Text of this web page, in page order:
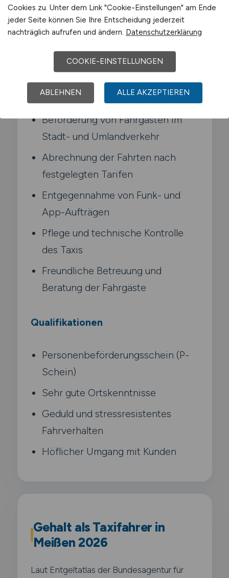
berechnest die Fahrpreise nach festen
Tarifen. Ortskenntnisse und eine
freundliche Art sind dabei genauso wichtig
wie sicheres Fahren im Stadtverkehr.
Typische Aufgaben in Meißen
Beförderung von Fahrgästen im
Stadt- und Umlandverkehr
Abrechnung der Fahrten nach
festgelegten Tarifen
Entgegennahme von Funk- und
App-Aufträgen
Pflege und technische Kontrolle
des Taxis
Freundliche Betreuung und
Beratung der Fahrgäste
Qualifikationen
Personenbeförderungsschein (P-
Schein)
Sehr gute Ortskenntnisse
Geduld und stressresistentes
Fahrverhalten
Höflicher Umgang mit Kunden
Gehalt als Taxifahrer in
Meißen 2026
Laut Entgeltatlas der Bundesagentur für
Cookies zu. Unter dem Link "Cookie-Einstellungen" am Ende
jeder Seite können Sie Ihre Entscheidung jederzeit
nachträglich aufrufen und ändern. Datenschutzerklärung
COOKIE-EINSTELLUNGEN
ABLEHNEN ALLE AKZEPTIEREN